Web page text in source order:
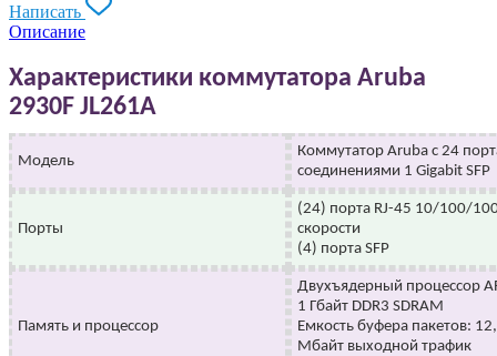
Написать
Описание
Характеристики коммутатора Aruba
2930F JL261A
Модель
Коммутатор Aruba с 24
соединениями 1 Gigabit SFP
Порты
(24) порта RJ-45 10/100/
скорости
(4) порта SFP
Память и процессор
Двухъядерный процессор
1 Гбайт DDR3 SDRAM
Емкость буфера пакетов:
Мбайт выходной трафик